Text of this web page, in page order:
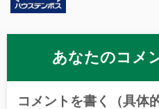
あなたのコメ
コメントを書く（具体